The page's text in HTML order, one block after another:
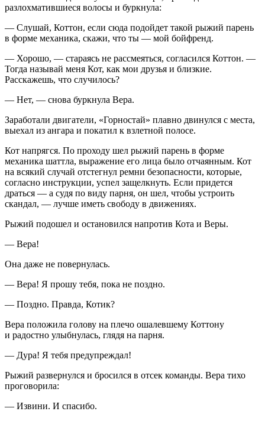
разлохматившиеся волосы и буркнула:
— Слушай, Коттон, если сюда подойдет такой рыжий парень
в форме механика, скажи, что ты — мой бойфренд.
— Хорошо, — стараясь не рассмеяться, согласился Коттон. —
Тогда называй меня Кот, как мои друзья и близкие.
Расскажешь, что случилось?
— Нет, — снова буркнула Вера.
Заработали двигатели, «Горностай» плавно двинулся с места,
выехал из ангара и покатил к взлетной полосе.
Кот напрягся. По проходу шел рыжий парень в форме
механика шаттла, выражение его лица было отчаянным. Кот
на всякий случай отстегнул ремни безопасности, которые,
согласно инструкции, успел защелкнуть. Если придется
драться — а судя по виду парня, он шел, чтобы устроить
скандал, — лучше иметь свободу в движениях.
Рыжий подошел и остановился напротив Кота и Веры.
— Вера!
Она даже не повернулась.
— Вера! Я прошу тебя, пока не поздно.
— Поздно. Правда, Котик?
Вера положила голову на плечо ошалевшему Коттону
и радостно улыбнулась, глядя на парня.
— Дура! Я тебя предупреждал!
Рыжий развернулся и бросился в отсек команды. Вера тихо
проговорила:
— Извини. И спасибо.